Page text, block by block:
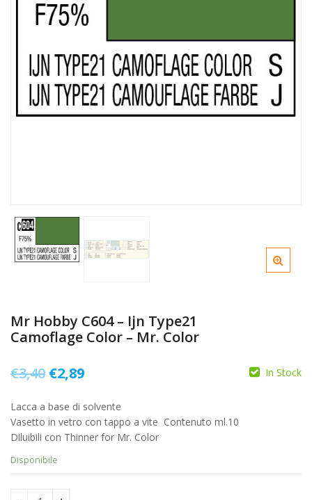
Mr Hobby C604 – Ijn Type21
Camoflage Color – Mr. Color
€3,40 Il
originale
era:
€3,40.
€2,89Il
attuale
è:
In Stock
Lacca a base di solvente
Vasetto in vetro con tappo a vite  Contenuto ml.10
Diluibili con Thinner for Mr. Color
Disponibile